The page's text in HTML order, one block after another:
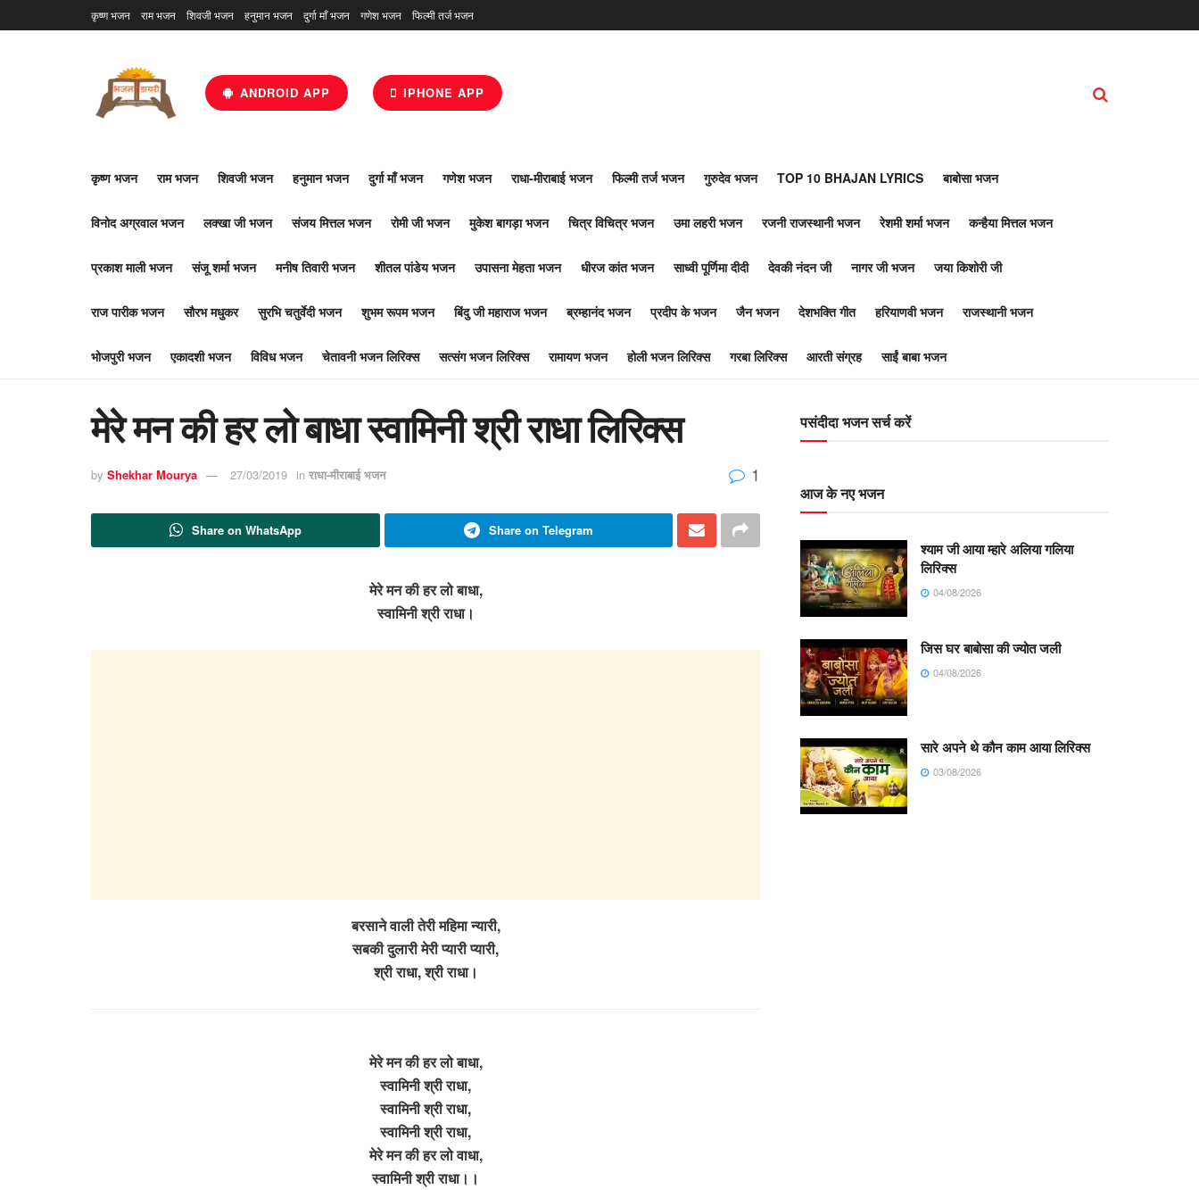
कृष्ण भजन राम भजन शिवजी भजन हनुमान भजन दुर्गा माँ भजन गणेश भजन फिल्मी तर्ज भजन
ANDROID APP IPHONE APP
कृष्ण भजन राम भजन शिवजी भजन हनुमान भजन दुर्गा माँ भजन गणेश भजन राधा-मीराबाई भजन फिल्मी तर्ज भजन गुरुदेव भजन TOP 10 BHAJAN LYRICS बाबोसा भजन
विनोद अग्रवाल भजन लक्खा जी भजन संजय मित्तल भजन रोमी जी भजन मुकेश बागड़ा भजन चित्र विचित्र भजन उमा लहरी भजन रजनी राजस्थानी भजन रेशमी शर्मा भजन कन्हैया मित्तल भजन
प्रकाश माली भजन संजू शर्मा भजन मनीष तिवारी भजन शीतल पांडेय भजन उपासना मेहता भजन धीरज कांत भजन साध्वी पूर्णिमा दीदी देवकी नंदन जी नागर जी भजन जया किशोरी जी
राज पारीक भजन सौरभ मधुकर सुरभि चतुर्वेदी भजन शुभम रूपम भजन बिंदु जी महाराज भजन ब्रम्हानंद भजन प्रदीप के भजन जैन भजन देशभक्ति गीत हरियाणवी भजन राजस्थानी भजन
भोजपुरी भजन एकादशी भजन विविध भजन चेतावनी भजन लिरिक्स सत्संग भजन लिरिक्स रामायण भजन होली भजन लिरिक्स गरबा लिरिक्स आरती संग्रह साईं बाबा भजन
मेरे मन की हर लो बाधा स्वामिनी श्री राधा लिरिक्स
by Shekhar Mourya 27/03/2019 in राधा-मीराबाई भजन 1
Share on WhatsApp Share on Telegram
मेरे मन की हर लो बाधा,
स्वामिनी श्री राधा।
बरसाने वाली तेरी महिमा न्यारी,
सबकी दुलारी मेरी प्यारी प्यारी,
श्री राधा, श्री राधा।
मेरे मन की हर लो बाधा,
स्वामिनी श्री राधा,
स्वामिनी श्री राधा,
स्वामिनी श्री राधा,
मेरे मन की हर लो वाधा,
स्वामिनी श्री राधा।।
पसंदीदा भजन सर्च करें
आज के नए भजन
श्याम जी आया म्हारे अलिया गलिया
लिरिक्स
04/08/2026
जिस घर बाबोसा की ज्योत जली
04/08/2026
सारे अपने थे कौन काम आया लिरिक्स
03/08/2026